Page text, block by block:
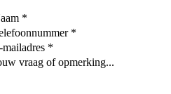
*
*
mailadres *
vraag of opmerking...